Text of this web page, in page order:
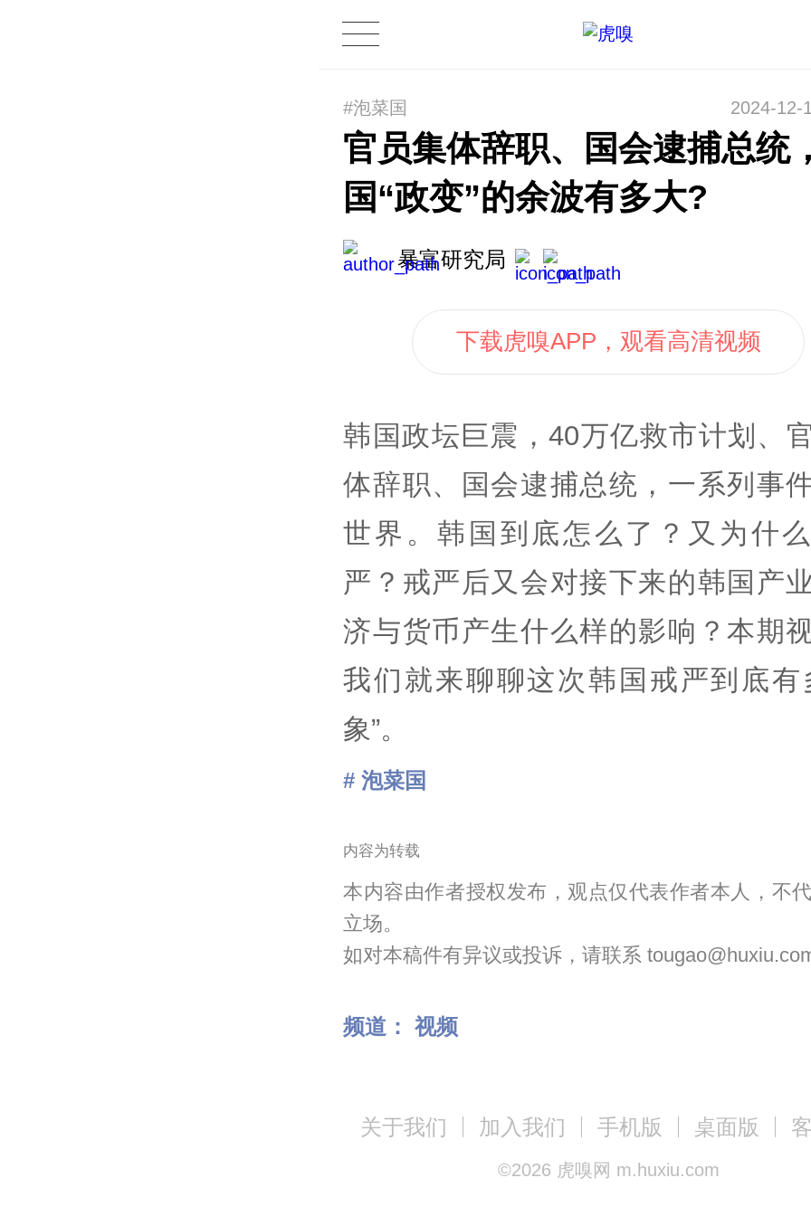
#泡菜国 2024-12-
官员集体辞职、国会逮捕总统
国“政变”的余波有多大?
暴富研究局
下载虎嗅APP，观看高清视频
韩国政坛巨震，40万亿救市计划、
体辞职、国会逮捕总统，一系列事
世界。韩国到底怎么了？又为什
严？戒严后又会对接下来的韩国产
济与货币产生什么样的影响？本期视
我们就来聊聊这次韩国戒严到底有
象”。
# 泡菜国
内容为转载
本内容由作者授权发布，观点仅代表作者本人，不
立场。
如对本稿件有异议或投诉，请联系 tougao@huxiu.com
频道： 视频
关于我们 加入我们 手机版 桌面版
©2026 虎嗅网 m.huxiu.com